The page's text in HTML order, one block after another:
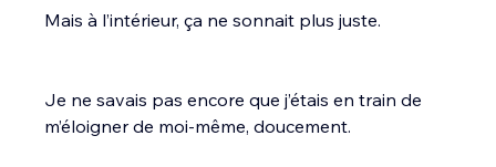
Mais à l’intérieur, ça ne sonnait plus juste.
Je ne savais pas encore que j’étais en train de
m’éloigner de moi-même, doucement.